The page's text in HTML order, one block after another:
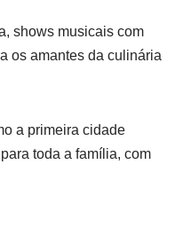
shows musicais com
os amantes da culinária
a primeira cidade
toda a família, com